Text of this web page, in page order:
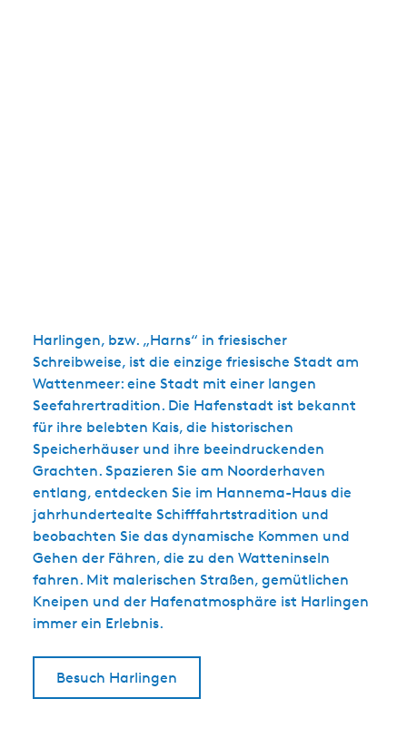
Harlingen, bzw. „Harns“ in friesischer
Schreibweise, ist die einzige friesische Stadt am
Wattenmeer: eine Stadt mit einer langen
Seefahrertradition. Die Hafenstadt ist bekannt
für ihre belebten Kais, die historischen
Speicherhäuser und ihre beeindruckenden
Grachten. Spazieren Sie am Noorderhaven
entlang, entdecken Sie im Hannema-Haus die
jahrhundertealte Schifffahrtstradition und
beobachten Sie das dynamische Kommen und
Gehen der Fähren, die zu den Watteninseln
fahren. Mit malerischen Straßen, gemütlichen
Kneipen und der Hafenatmosphäre ist Harlingen
immer ein Erlebnis.
Besuch Harlingen